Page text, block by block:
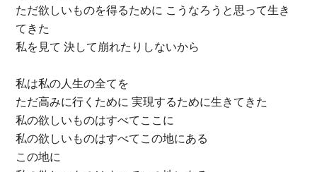
ただ欲しいものを得るために こうなろうと思って生き
てきた
私を見て 決して崩れたりしないから
私は私の人生の全てを
ただ高みに行くために 実現するために生きてきた
私の欲しいものはすべてここに
私の欲しいものはすべてこの地にある
この地に